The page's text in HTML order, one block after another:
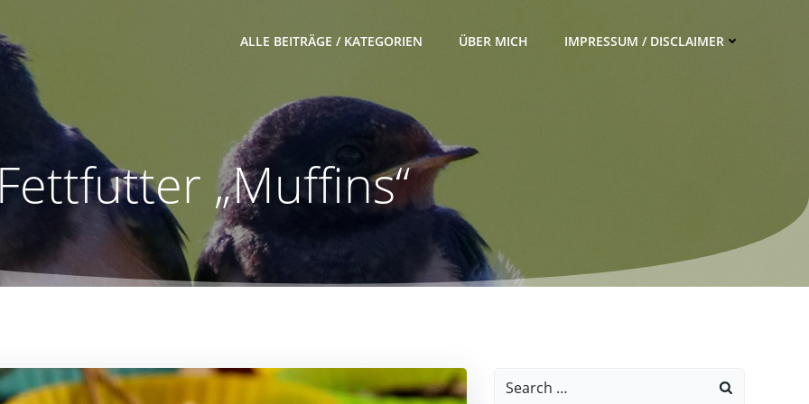
ALLE BEITRÄGE / KATEGORIEN ÜBER MICH IMPRESSUM / DISCLAIMER
Fettfutter „Muffins“
Search